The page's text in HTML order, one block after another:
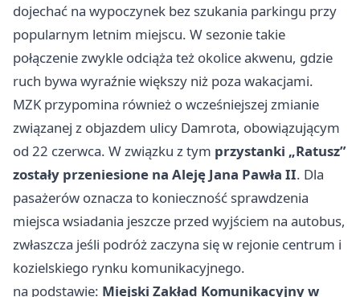
dojechać na wypoczynek bez szukania parkingu przy
popularnym letnim miejscu. W sezonie takie
połączenie zwykle odciąża też okolice akwenu, gdzie
ruch bywa wyraźnie większy niż poza wakacjami.
MZK przypomina również o wcześniejszej zmianie
związanej z objazdem ulicy Damrota, obowiązującym
od 22 czerwca. W związku z tym przystanki „Ratusz”
zostały przeniesione na Aleję Jana Pawła II. Dla
pasażerów oznacza to konieczność sprawdzenia
miejsca wsiadania jeszcze przed wyjściem na autobus,
zwłaszcza jeśli podróż zaczyna się w rejonie centrum i
kozielskiego rynku komunikacyjnego.
na podstawie: Miejski Zakład Komunikacyjny w